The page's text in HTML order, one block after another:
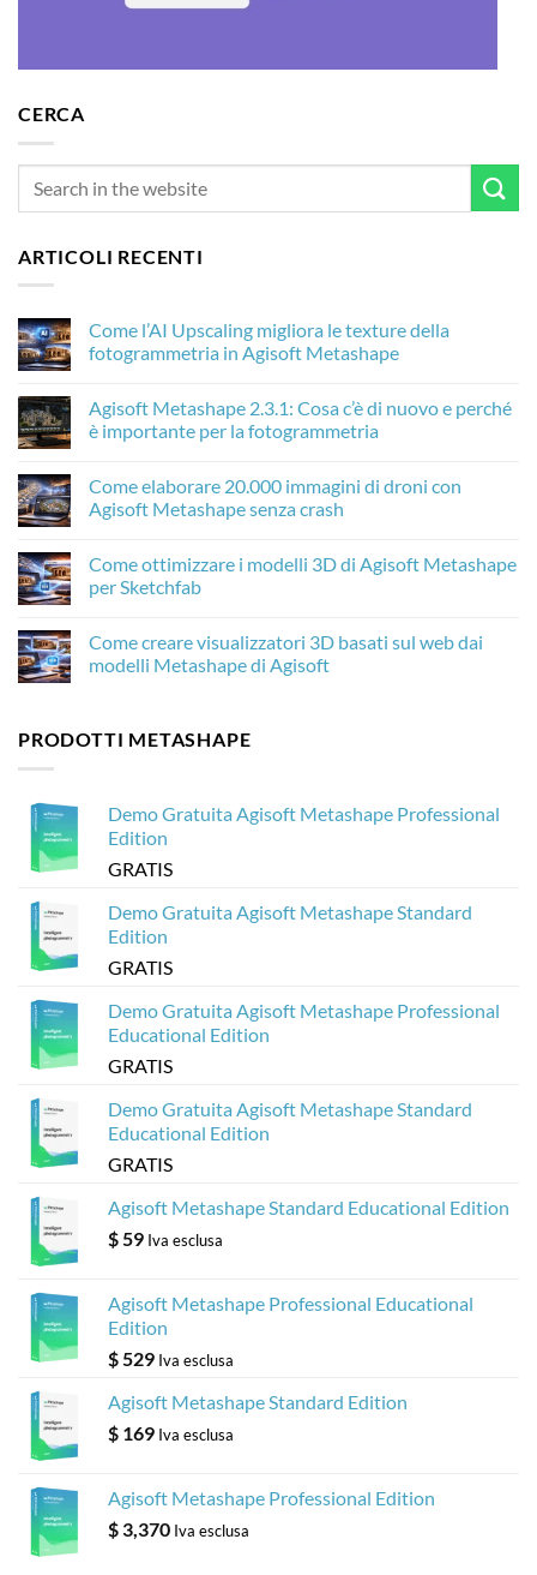
CERCA
ARTICOLI RECENTI
Come l’AI Upscaling migliora le texture della
fotogrammetria in Agisoft Metashape
su
Come
l’AI
le
texture
della
Agisoft
Metashape
Agisoft Metashape 2.3.1: Cosa c’è di nuovo e perché
è importante per la fotogrammetria
su
Agisoft
Metashape
c’è
nuovo
è
importante
per
Come elaborare 20.000 immagini di droni con
Agisoft Metashape senza crash
su
elaborare
di
con
crash
Come ottimizzare i modelli 3D di Agisoft Metashape
per Sketchfab
su
ottimizzare
di
Agisoft
Come creare visualizzatori 3D basati sul web dai
modelli Metashape di Agisoft
Come
creare
web
modelli
Metashape
Agisoft
PRODOTTI METASHAPE
Demo Gratuita Agisoft Metashape Professional
Edition
GRATIS
Demo Gratuita Agisoft Metashape Standard
Edition
GRATIS
Demo Gratuita Agisoft Metashape Professional
Educational Edition
GRATIS
Demo Gratuita Agisoft Metashape Standard
Educational Edition
GRATIS
Agisoft Metashape Standard Educational Edition
$ 59 Iva esclusa
Agisoft Metashape Professional Educational
Edition
$ 529 Iva esclusa
Agisoft Metashape Standard Edition
$ 169 Iva esclusa
Agisoft Metashape Professional Edition
$ 3,370 Iva esclusa